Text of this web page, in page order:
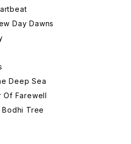
Day Dawns
Deep Sea
Of Farewell
Tree